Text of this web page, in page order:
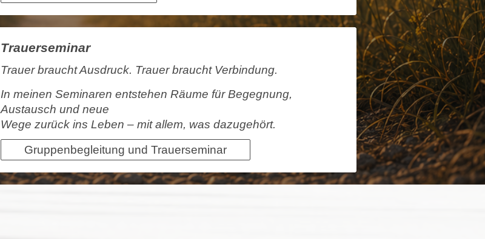
Trauerseminar
Trauer braucht Ausdruck. Trauer braucht Verbindung.
In meinen Seminaren entstehen Räume für Begegnung,
Austausch und neue
Wege zurück ins Leben – mit allem, was dazugehört.
Gruppenbegleitung und Trauerseminar